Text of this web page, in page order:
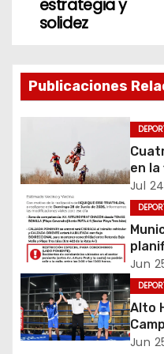
a
c
ó
n
d
e
e
estrategia y
solidez
Publicaciones
en la
Jul
Jun
Alto
Jun